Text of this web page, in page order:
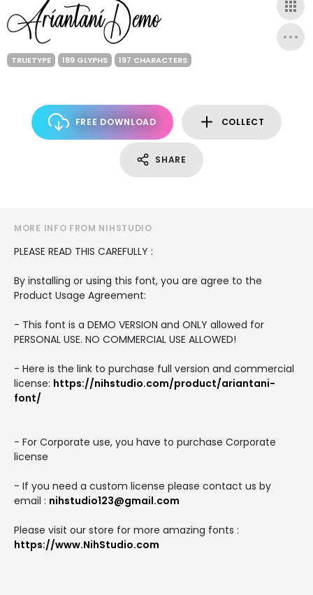
TRUETYPE 189 GLYPHS 197 CHARACTERS
FREE DOWNLOAD COLLECT
SHARE
MORE INFO FROM NIHSTUDIO
PLEASE READ THIS CAREFULLY :
By installing or using this font, you are agree to the
Product Usage Agreement:
- This font is a DEMO VERSION and ONLY allowed for
PERSONAL USE. NO COMMERCIAL USE ALLOWED!
- Here is the link to purchase full version and commercial
license: https://nihstudio.com/product/ariantani-
font/
- For Corporate use, you have to purchase Corporate
license
- If you need a custom license please contact us by
email : nihstudio123@gmail.com
Please visit our store for more amazing fonts :
https://www.NihStudio.com